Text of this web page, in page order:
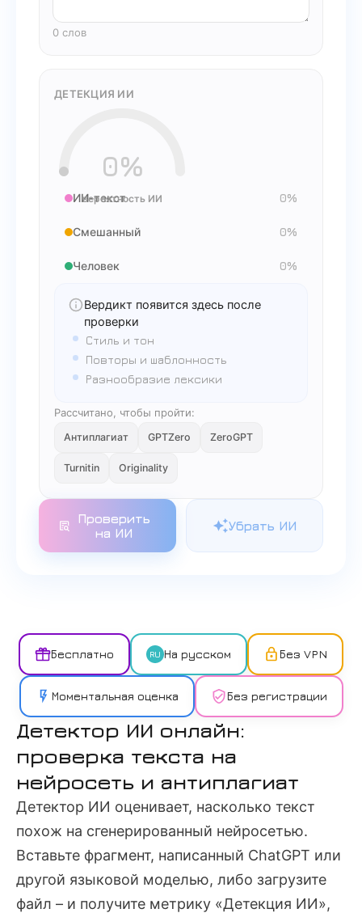
0 слов
ДЕТЕКЦИЯ ИИ
0%
вероятность ИИ
ИИ-текст 0%
Смешанный 0%
Человек 0%
Вердикт появится здесь после
проверки
Стиль и тон
Повторы и шаблонность
Разнообразие лексики
Рассчитано, чтобы пройти:
Антиплагиат GPTZero ZeroGPT
Turnitin Originality
Проверить
на ИИ
Убрать ИИ
Бесплатно RU На русском Без VPN
Моментальная оценка Без регистрации
Детектор ИИ онлайн:
проверка текста на
нейросеть и антиплагиат
Детектор ИИ оценивает, насколько текст
похож на сгенерированный нейросетью.
Вставьте фрагмент, написанный ChatGPT или
другой языковой моделью, либо загрузите
файл – и получите метрику «Детекция ИИ»,